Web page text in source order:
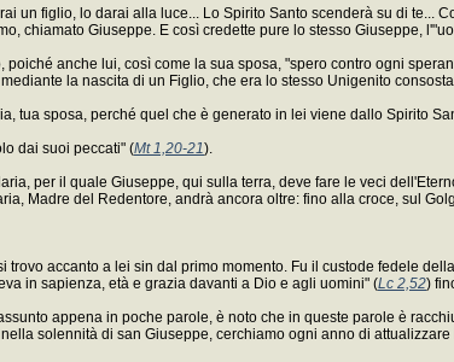
un figlio, lo darai alla luce... Lo Spirito Santo scenderà su di te...
chiamato Giuseppe. E così credette pure lo stesso Giuseppe,
anche lui, così come la sua sposa, "spero contro ogni
la nascita di un Figlio, che era lo stesso Unigenito
tua sposa, perché quel che è generato in lei viene dallo Spirito
dai suoi peccati" (Mt 1,20-21).
per il quale Giuseppe, qui sulla terra, deve fare le veci
Madre del Redentore, andrà ancora oltre: fino alla croce, sul
accanto a lei sin dal primo momento. Fu il custode fedele
in sapienza, età e grazia davanti a Dio e agli uomini" (Lc 2,52)
appena in poche parole, è noto che in queste parole è
solennità di san Giuseppe, cerchiamo ogni anno di